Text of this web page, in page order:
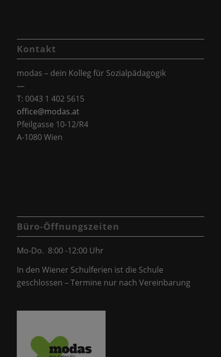
Kontakt
modas – dein Kolleg für Sozialpädagogik
—
T: 0043 1 402 5615
office@modas.at
Pfeilgasse 10-12/R4
A-1080 Wien
Büro-Öffnungszeiten
Mo-Do. 8:00 -12:00 Uhr
In den Wiener Schulferien ist die Schule
geschlossen – Termine nur nach Vereinbarung